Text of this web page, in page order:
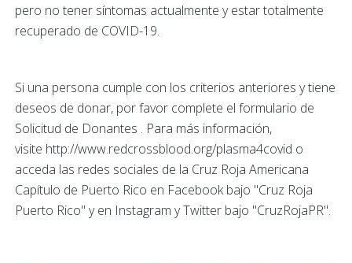
pero no tener síntomas actualmente y estar totalmente
recuperado de COVID-19.
Si una persona cumple con los criterios anteriores y tiene
deseos de donar, por favor complete el formulario de
Solicitud de Donantes . Para más información,
visite http://www.redcrossblood.org/plasma4covid o
acceda las redes sociales de la Cruz Roja Americana
Capítulo de Puerto Rico en Facebook bajo "Cruz Roja
Puerto Rico" y en Instagram y Twitter bajo "CruzRojaPR".